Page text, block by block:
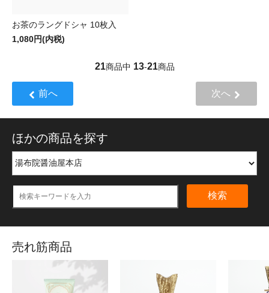
お茶のラングドシャ 10枚入
1,080円(内税)
21商品中 13-21商品
前へ 次へ
ほかの商品を探す
検索
売れ筋商品